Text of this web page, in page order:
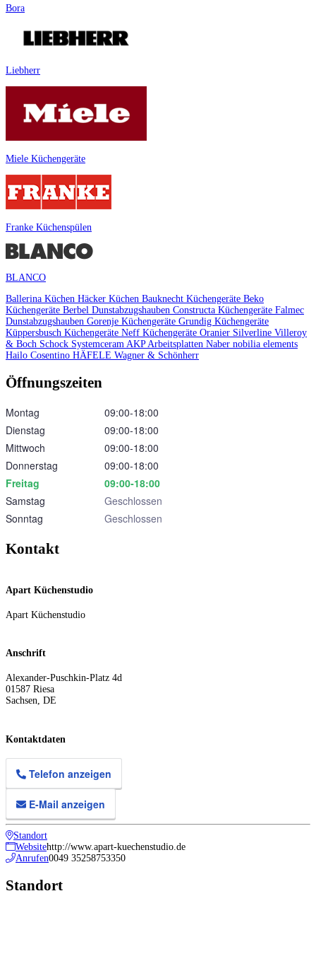
Bora
Liebherr
Miele Küchengeräte
Franke Küchenspülen
BLANCO
Ballerina Küchen Häcker Küchen Bauknecht Küchengeräte Beko
Küchengeräte Berbel Dunstabzugshauben Constructa Küchengeräte Falmec
Dunstabzugshauben Gorenje Küchengeräte Grundig Küchengeräte
Küppersbusch Küchengeräte Neff Küchengeräte Oranier Silverline Villeroy
& Boch Schock Systemceram AKP Arbeitsplatten Naber nobilia elements
Hailo Cosentino HÄFELE Wagner & Schönherr
Öffnungszeiten
Montag
09:00‑18:00
Dienstag
09:00‑18:00
Mittwoch
09:00‑18:00
Donnerstag
09:00‑18:00
Freitag
09:00‑18:00
Samstag
Geschlossen
Sonntag
Geschlossen
Kontakt
Apart Küchenstudio
Apart Küchenstudio
Anschrift
Alexander-Puschkin-Platz 4d
01587 Riesa
Sachsen DE
Kontaktdaten
Telefon anzeigen
E-Mail anzeigen
Standort
Websitehttp://www.apart-kuechenstudio.de
Anrufen0049 35258753350
Standort